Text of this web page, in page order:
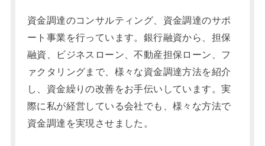
資金調達のコンサルティング、資金調達のサポ
ート事業を行っています。銀行融資から、担保
融資、ビジネスローン、不動産担保ローン、フ
ァクタリングまで、様々な資金調達方法を紹介
し、資金繰りの改善をお手伝いしています。実
際に私が経営している会社でも、様々な方法で
資金調達を実現させました。